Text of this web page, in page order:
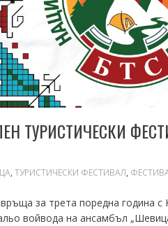
ТУРИСТИЧЕСКИ
, ТУРИСТИЧЕСКИ ФЕСТИВАЛ,
за трета поредна година с
войвода на ансамбъл